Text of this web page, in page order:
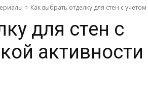
Как выбрать отделку для стен с
для стен с
активности